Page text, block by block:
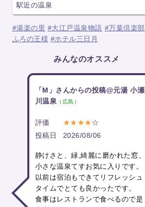
駅近の温泉
#湯楽の里 #大江戸温泉物語 #万葉倶楽部
ふろの王様 #ホテル三日月
みんなのオススメ
「M」さんからの投稿@元湯 小瀬
川温泉 （広島）
評価 ★★★★☆
投稿日
2026/08/06
静けさと、緑,綺麗に磨かれた窓、
小さな温泉てすお気に入りです。
以前は宿泊もできてリフレッシュ
タイムでとても良かったです。
食事はレストランで食べるので是